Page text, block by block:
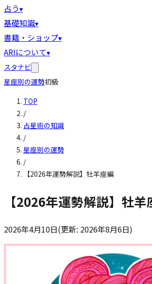
占う▾
基礎知識▾
書籍・ショップ▾
ARIについて▾
スタナビ
星座別の運勢初級
TOP
/
占星術の知識
/
星座別の運勢
/
【2026年運勢解説】牡羊座編
【2026年運勢解説】牡羊
2026年4月10日(更新: 2026年8月6日)